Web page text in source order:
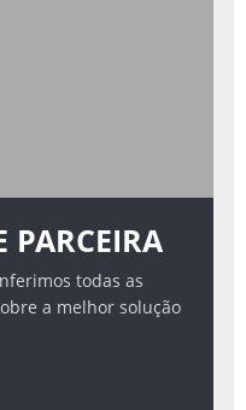
PARCEIRA
todas as
a melhor solução